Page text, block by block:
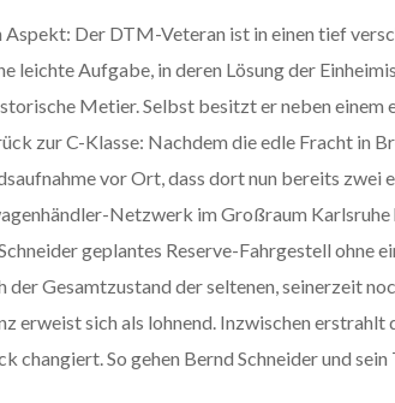
Der DTM-Veteran ist in einen tief
leichte Aufgabe, in deren Lösung der
Metier. Selbst besitzt er neben einem
zur C-Klasse: Nachdem die edle Fracht in
vor Ort, dass dort nun bereits zwei
Netzwerk im Großraum Karlsruhe
geplantes Reserve-Fahrgestell ohne
Gesamtzustand der seltenen, seinerzeit
sich als lohnend. Inzwischen erstrahlt
So gehen Bernd Schneider und